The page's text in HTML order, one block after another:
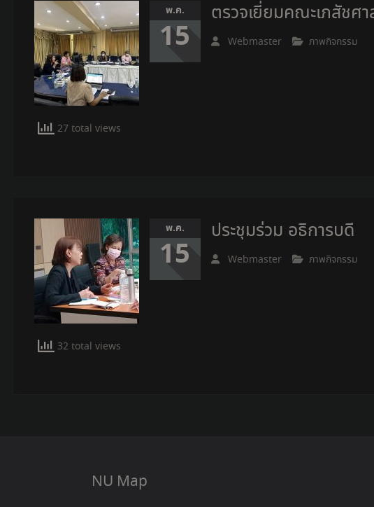
พ.ค.
15
ตรวจเยี่ยมคณะเภสัชศ
Webmaster ภาพกิจกรรม
27 total views
พ.ค.
15
ประชุมร่วม อธิการบดี
Webmaster ภาพกิจกรรม
32 total views
NU Map